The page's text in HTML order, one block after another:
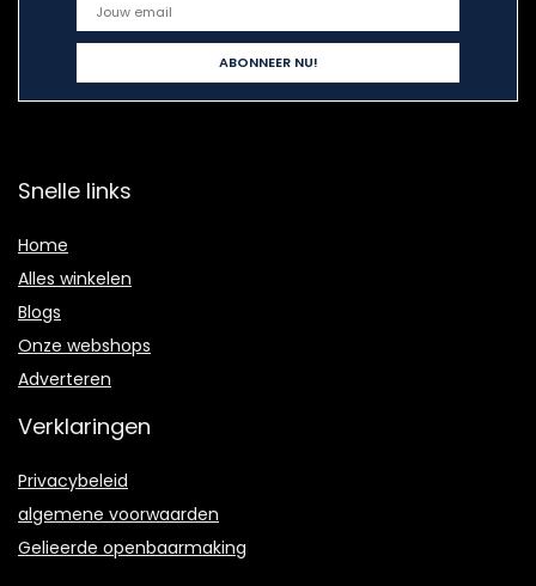
Snelle links
Home
Alles winkelen
Blogs
Onze webshops
Adverteren
Verklaringen
Privacybeleid
algemene voorwaarden
Gelieerde openbaarmaking